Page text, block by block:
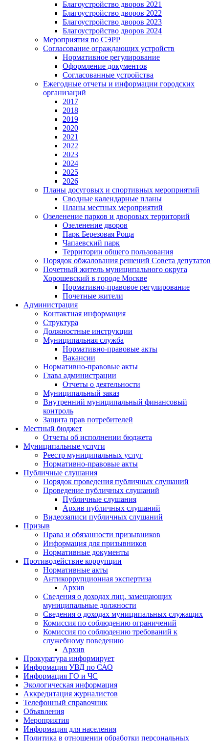
Благоустройство дворов 2021
Благоустройство дворов 2022
Благоустройство дворов 2023
Благоустройство дворов 2024
Мероприятия по СЭРР
Согласование ограждающих устройств
Нормативное регулирование
Оформление документов
Согласованные устройства
Ежегодные отчеты и информации городских
организаций
2017
2018
2019
2020
2021
2022
2023
2024
2025
2026
Планы досуговых и спортивных мероприятий
Сводные календарные планы
Планы местных мероприятий
Озеленение парков и дворовых территорий
Озеленение дворов
Парк Березовая Роща
Чапаевский парк
Территории общего пользования
Порядок обжалования решений Совета депутатов
Почетный житель муниципального округа
Хорошевский в городе Москве
Нормативно-правовое регулирование
Почетные жители
Администрация
Контактная информация
Структура
Должностные инструкции
Муниципальная служба
Нормативно-правовые акты
Вакансии
Нормативно-правовые акты
Глава администрации
Отчеты о деятельности
Муниципальный заказ
Внутренний муниципальный финансовый
контроль
Защита прав потребителей
Местный бюджет
Отчеты об исполнении бюджета
Муниципальные услуги
Реестр муниципальных услуг
Нормативно-правовые акты
Публичные слушания
Порядок проведения публичных слушаний
Проведение публичных слушаний
Публичные слушания
Архив публичных слушаний
Видеозаписи публичных слушаний
Призыв
Права и обязанности призывников
Информация для призывников
Нормативные документы
Противодействие коррупции
Нормативные акты
Антикоррупционная экспертиза
Архив
Сведения о доходах лиц, замещающих
муниципальные должности
Сведения о доходах муниципальных служащих
Комиссия по соблюдению ограничений
Комиссия по соблюдению требований к
служебному поведению
Архив
Прокуратура информирует
Информация УВД по САО
Информация ГО и ЧС
Экологическая информация
Аккредитация журналистов
Телефонный справочник
Объявления
Мероприятия
Информация для населения
Политика в отношении обработки персональных